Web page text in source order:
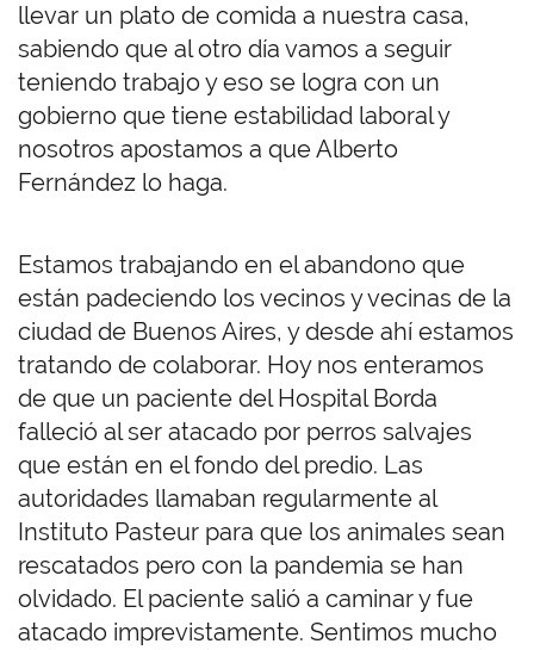
llevar un plato de comida a nuestra casa,
sabiendo que al otro día vamos a seguir
teniendo trabajo y eso se logra con un
gobierno que tiene estabilidad laboral y
nosotros apostamos a que Alberto
Fernández lo haga.
Estamos trabajando en el abandono que
están padeciendo los vecinos y vecinas de la
ciudad de Buenos Aires, y desde ahí estamos
tratando de colaborar. Hoy nos enteramos
de que un paciente del Hospital Borda
falleció al ser atacado por perros salvajes
que están en el fondo del predio. Las
autoridades llamaban regularmente al
Instituto Pasteur para que los animales sean
rescatados pero con la pandemia se han
olvidado. El paciente salió a caminar y fue
atacado imprevistamente. Sentimos mucho